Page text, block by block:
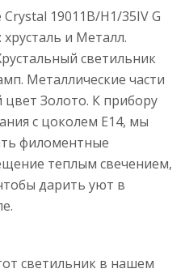
19011B/H1/35IV G
и Металл.
светильник
Металлические части
Золото. К прибору
с цоколем E14, мы
филоментные
теплым свечением,
дарить уют в
светильник в нашем